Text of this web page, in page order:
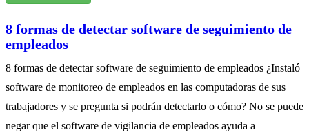
8 formas de detectar software de seguimiento de
empleados
8 formas de detectar software de seguimiento de empleados ¿Instaló
software de monitoreo de empleados en las computadoras de sus
trabajadores y se pregunta si podrán detectarlo o cómo? No se puede
negar que el software de vigilancia de empleados ayuda a